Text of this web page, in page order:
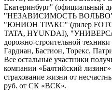
Екатеринбург" (официальный
"НЕЗАВИСИМОСТЬ BOЛЬВО"
"ЮНИОН ТРАКС" (дилер
TATA, HYUNDAI),
дорожно-строительной
Гардиан, Бастион, Торекс,
Все остальные участники
компании «Балтийский
страхование жизни от
руб. от СК «ВСК».